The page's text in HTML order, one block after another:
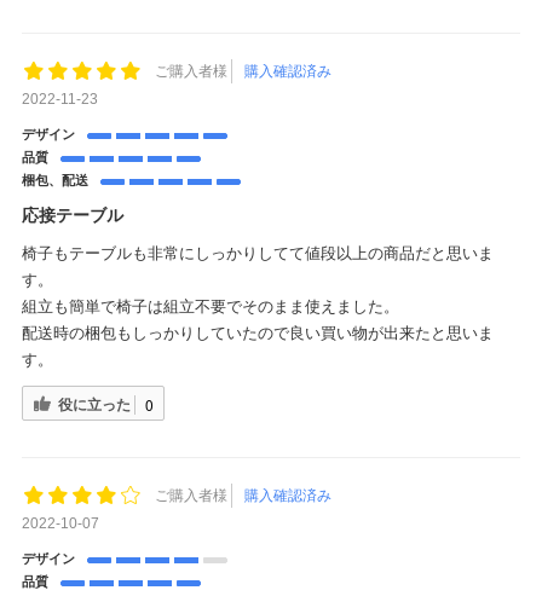
ご購入者様
購入確認済み
2022-11-23
デザイン
品質
梱包、配送
応接テーブル
椅子もテーブルも非常にしっかりしてて値段以上の商品だと思いま
す。
組立も簡単で椅子は組立不要でそのまま使えました。
配送時の梱包もしっかりしていたので良い買い物が出来たと思いま
す。
役に立った 0
ご購入者様
購入確認済み
2022-10-07
デザイン
品質